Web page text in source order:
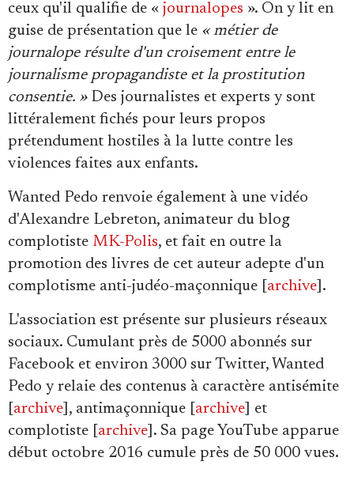
ceux qu'il qualifie de « journalopes ». On y lit en
guise de présentation que le « métier de
journalope résulte d'un croisement entre le
journalisme propagandiste et la prostitution
consentie. »Des journalistes et experts y sont
littéralement fichés pour leurs propos
prétendument hostiles à la lutte contre les
violences faites aux enfants.
Wanted Pedo renvoie également à une vidéo
d'Alexandre Lebreton, animateur du blog
complotiste MK-Polis, et fait en outre la
promotion des livres de cet auteur adepte d'un
complotisme anti-judéo-maçonnique [ archive ].
L'association est présente sur plusieurs réseaux
sociaux. Cumulant près de 5000 abonnés sur
Facebook et environ 3000 sur Twitter, Wanted
Pedo y relaie des contenus à caractère antisémite
archive ], antimaçonnique [ archive ] et
complotiste [ archive ]. Sa page YouTube apparue
début octobre 2016 cumule près de 50 000 vues.